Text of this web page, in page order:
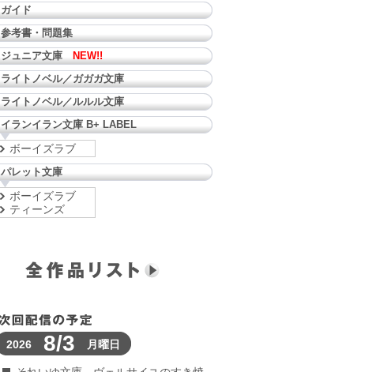
ガイド
参考書・問題集
ジュニア文庫
NEW!!
ライトノベル／ガガガ文庫
ライトノベル／ルルル文庫
イランイラン文庫 B+ LABEL
ボーイズラブ
パレット文庫
ボーイズラブ
ティーンズ
2026 8/3 月曜日